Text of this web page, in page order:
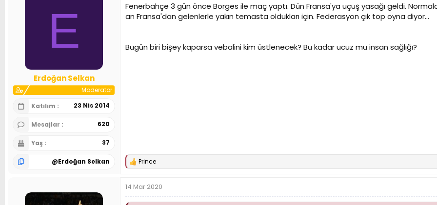
E
Erdoğan Selkan
Moderator
Katılım
23 Nis 2014
Mesajlar 620
Yaş 37
@Erdoğan Selkan
Fenerbahçe 3 gün önce Borges ile maç yaptı. Dün Fransa'ya uçuş yasağı geldi.
an Fransa'dan gelenlerle yakın temasta oldukları için. Federasyon çık top oyna diyor...
Bugün biri bişey kaparsa vebalini kim üstlenecek? Bu kadar ucuz mu insan sağlığı?
T
k
i
Prince
14 Mar 2020